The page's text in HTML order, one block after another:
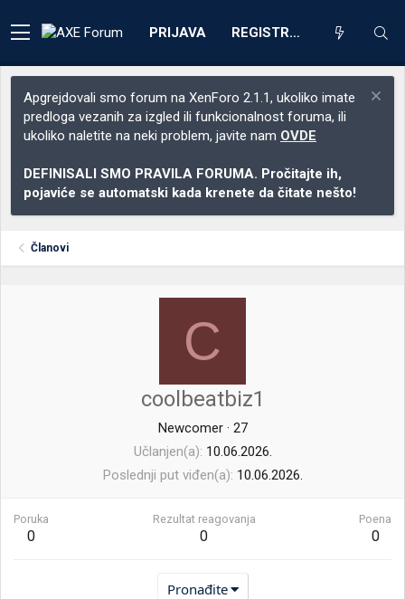
PRIJAVA REGISTRACIJA
Apgrejdovali smo forum na XenForo 2.1.1, ukoliko imate
predloga vezanih za izgled ili funkcionalnost foruma, ili
ukoliko naletite na neki problem, javite nam OVDE
DEFINISALI SMO PRAVILA FORUMA. Pročitajte ih,
pojaviće se automatski kada krenete da čitate nešto!
Članovi
C
coolbeatbiz1
Newcomer · 27
Učlanjen(a) 10.06.2026.
Poslednji put viđen(a) 10.06.2026.
Poruka
0
Rezultat reagovanja
0
Poena
0
Pronađite